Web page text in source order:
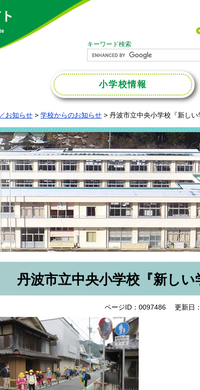
キーワード検索
小学校情報
お知らせ > 学校からのお知らせ > 丹波市立中央小学校『新し
丹波市立中央小学校『新し
ページID：0097486 更新日